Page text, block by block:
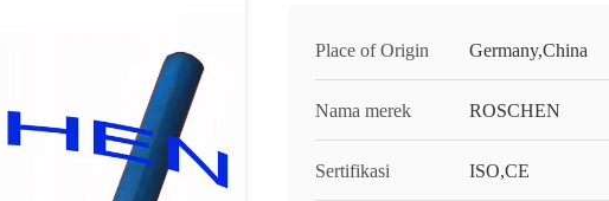
Place of Origin Germany,China
Nama merek ROSCHEN
Sertifikasi ISO,CE